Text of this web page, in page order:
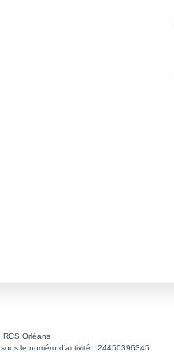
RCS Orléans
le numéro d’activité : 24450396345